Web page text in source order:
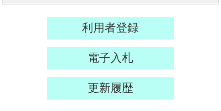
利用者登録
電子入札
更新履歴